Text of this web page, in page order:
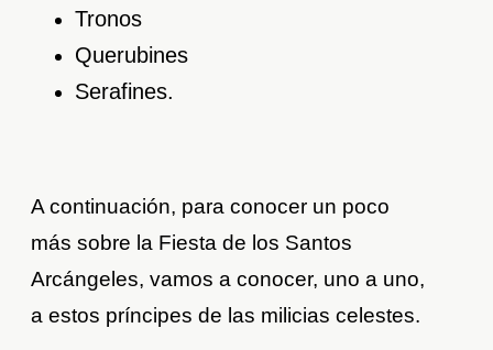
Tronos
Querubines
Serafines.
A continuación, para conocer un poco
más sobre la Fiesta de los Santos
Arcángeles, vamos a conocer, uno a uno,
a estos príncipes de las milicias celestes.